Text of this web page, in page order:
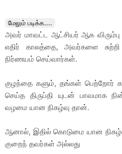
மேலும் படிக்க....
அவர் மாவட்ட ஆட்சியர் ஆக
எதிர் காலத்தை, அவர்களை
நிர்ணயம் செய்வார்கள்.
குழந்தை களும், தங்கள் பெற்றோர்
செய்த திருப்தி யுடன் பாவமாக
வழமை யான நிகழ்வு தான்.
ஆனால், இதில் கொடுமை யான
குறைந் தவர்கள் அல்லது